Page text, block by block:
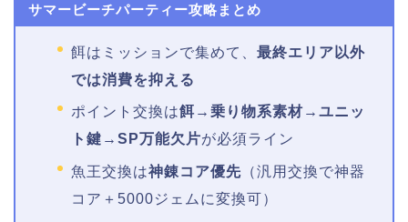
サマービーチパーティー攻略まとめ
餌はミッションで集めて、 最終エリア以外
では消費を抑える
ポイント交換は餌→乗り物系素材→ユニッ
ト鍵→SP万能欠片が必須ライン
魚王交換は神錬コア優先 （汎用交換で神器
コア＋5000ジェムに変換可）